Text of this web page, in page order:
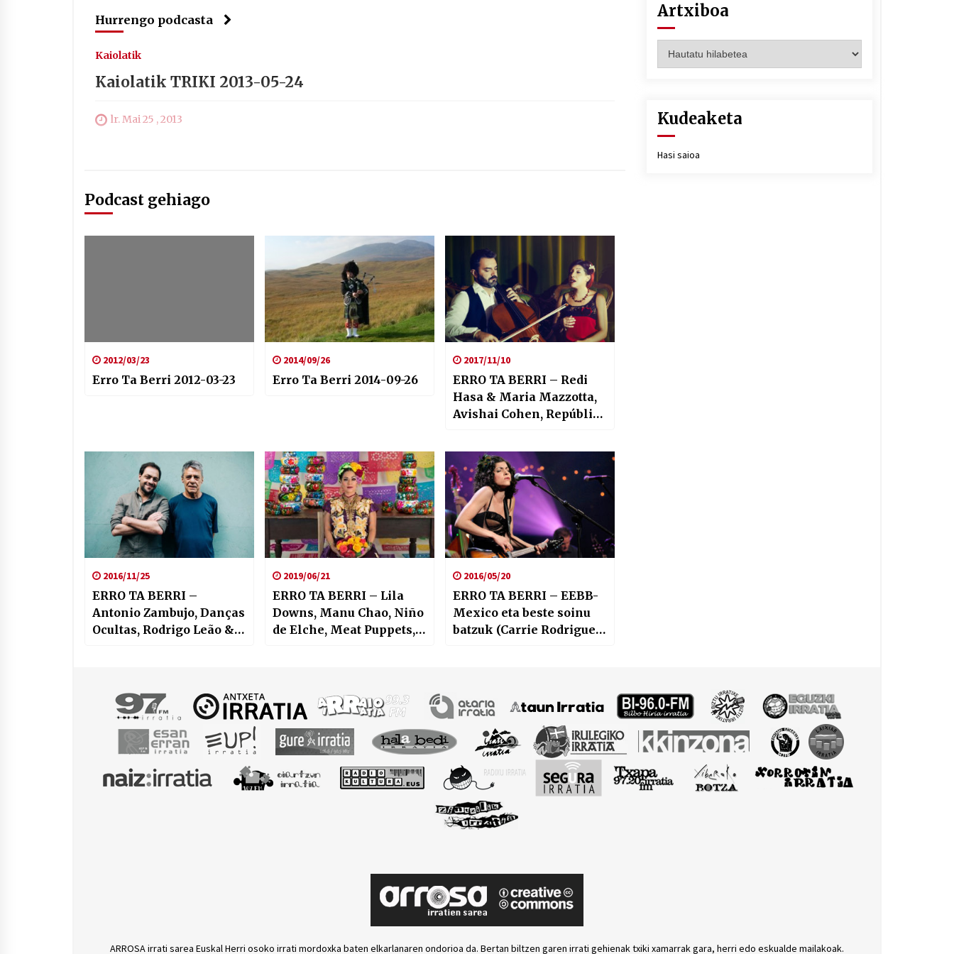
Hurrengo podcasta
Kaiolatik
Kaiolatik TRIKI 2013-05-24
lr. Mai 25 , 2013
Podcast gehiago
2012/03/23
Erro Ta Berri 2012-03-23
2014/09/26
Erro Ta Berri 2014-09-26
2017/11/10
ERRO TA BERRI – Redi
Hasa & Maria Mazzotta,
Avishai Cohen, República
2016/11/25
ERRO TA BERRI –
Antonio Zambujo, Danças
Ocultas, Rodrigo Leão &
2019/06/21
ERRO TA BERRI – Lila
Downs, Manu Chao, Niño
de Elche, Meat Puppets,
2016/05/20
ERRO TA BERRI – EEBB-
Mexico eta beste soinu
batzuk (Carrie Rodriguez,
Agirretxea…)
Artxiboa
Kudeaketa
Hasi saioa
ARROSA irrati sarea Euskal Herri osoko irrati mordoxka baten elkarlanaren ondorioa da. Bertan biltzen garen irrati gehienak txiki xamarrak gara, herri edo eskualde mailakoak.